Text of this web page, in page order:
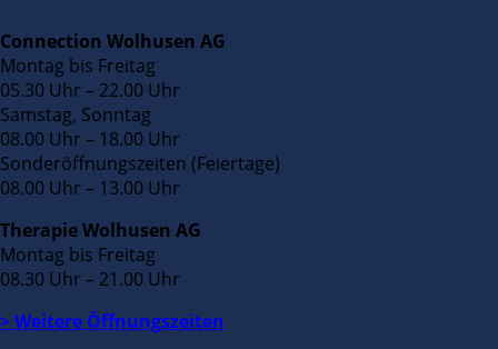
Connection Wolhusen AG
Montag bis Freitag
05.30 Uhr – 22.00 Uhr
Samstag, Sonntag
08.00 Uhr – 18.00 Uhr
Sonderöffnungszeiten (Feiertage)
08.00 Uhr – 13.00 Uhr
Therapie Wolhusen AG
Montag bis Freitag
08.30 Uhr – 21.00 Uhr
> Weitere Öffnungszeiten